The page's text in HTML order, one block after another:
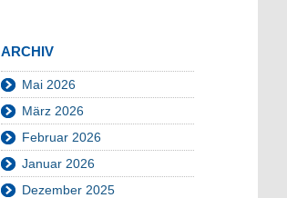
ARCHIV
Mai 2026
März 2026
Februar 2026
Januar 2026
Dezember 2025